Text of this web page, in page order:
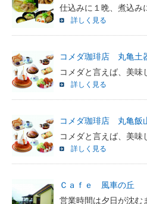
仕込みに１晩、煮込み
詳しく見る
コメダ珈琲店 丸亀土
コメダと言えば、美味
詳しく見る
コメダ珈琲店 丸亀飯
コメダと言えば、美味
詳しく見る
Ｃａｆｅ 風車の丘
営業時間は夕日が沈む